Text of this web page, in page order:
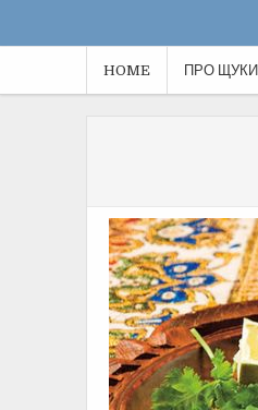
HOME ПРО ЩУКИ